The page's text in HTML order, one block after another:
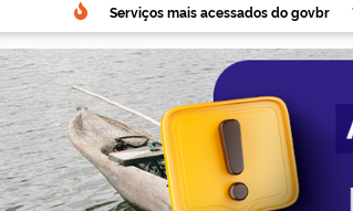
Serviços mais acessados do govbr